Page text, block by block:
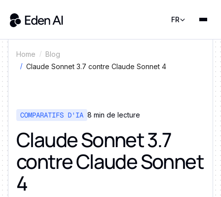
FR
Home
Blog
Claude Sonnet 3.7 contre Claude Sonnet 4
COMPARATIFS D'IA 8 min de lecture
Claude Sonnet 3.7
contre Claude Sonnet
4